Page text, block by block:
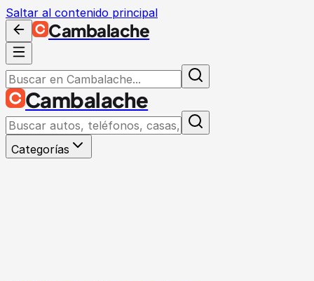
Saltar al contenido principal
Cambalache
Cambalache
Categorías